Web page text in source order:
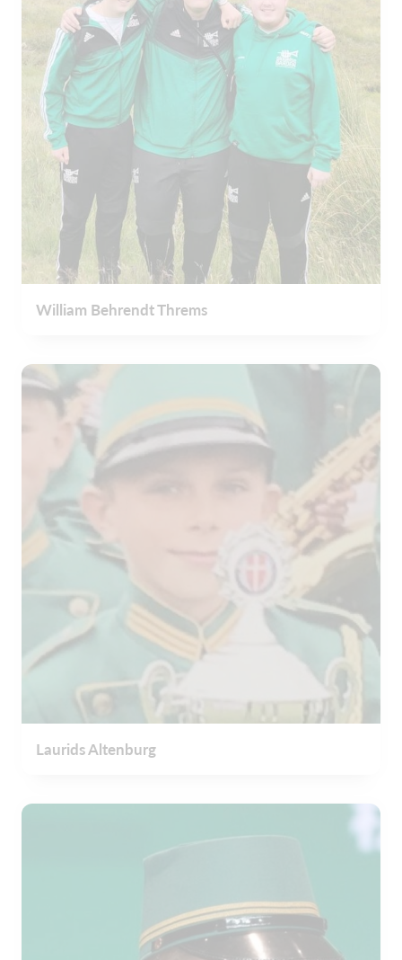
William Behrendt Threms
Laurids Altenburg